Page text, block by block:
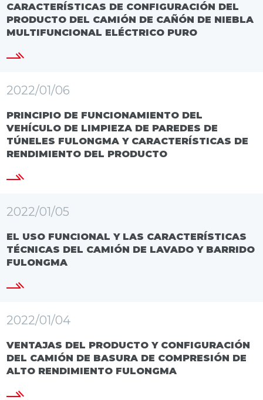
CARACTERÍSTICAS DE CONFIGURACIÓN DEL
PRODUCTO DEL CAMIÓN DE CAÑÓN DE NIEBLA
MULTIFUNCIONAL ELÉCTRICO PURO
2022/01/06
PRINCIPIO DE FUNCIONAMIENTO DEL
VEHÍCULO DE LIMPIEZA DE PAREDES DE
TÚNELES FULONGMA Y CARACTERÍSTICAS DE
RENDIMIENTO DEL PRODUCTO
2022/01/05
EL USO FUNCIONAL Y LAS CARACTERÍSTICAS
TÉCNICAS DEL CAMIÓN DE LAVADO Y BARRIDO
FULONGMA
2022/01/04
VENTAJAS DEL PRODUCTO Y CONFIGURACIÓN
DEL CAMIÓN DE BASURA DE COMPRESIÓN DE
ALTO RENDIMIENTO FULONGMA